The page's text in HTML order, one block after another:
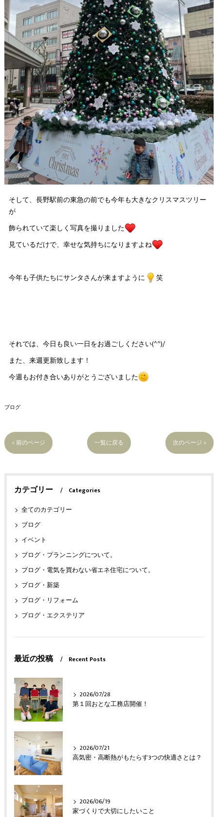
そして、長野駅前の東急の前でも今年も大きなクリスマスツリー
が
飾られていて楽しく写真を撮りました
見ているだけで、幸せな気持ちになりますよね
今年も子供たちにサンタさんが来ますように 笑
それでは、今日も良い一日をお過ごしください(^^)/
また、来週更新致します！
今週もお付き合いありがとうございました
ブログ
< 前のページ 一覧に戻る 次のページ >
カテゴリー
Categories
全てのカテゴリー
ブログ
イベント
ブログ・プランニングについて。
ブログ・電気を買わない省エネ住宅について。
ブログ・新築
ブログ・リフォーム
ブログ・エクステリア
最近の投稿 Recent Posts
2026/07/28
第１回おとな工務店開催！
2026/07/21
高気密・高断熱がもたらす3つの快適さとは？
2026/06/19
家づくりで大切にしたいこと